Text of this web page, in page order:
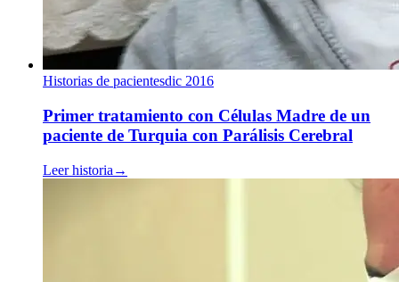
Historias de pacientesdic 2016
Primer tratamiento con Células Madre de un
paciente de Turquia con Parálisis Cerebral
Leer historia →